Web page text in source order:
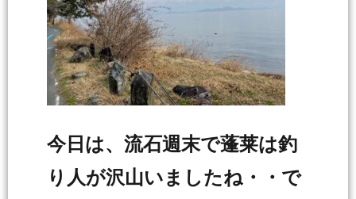
今日は、流石週末で蓬莱は釣
り人が沢山いましたね・・で